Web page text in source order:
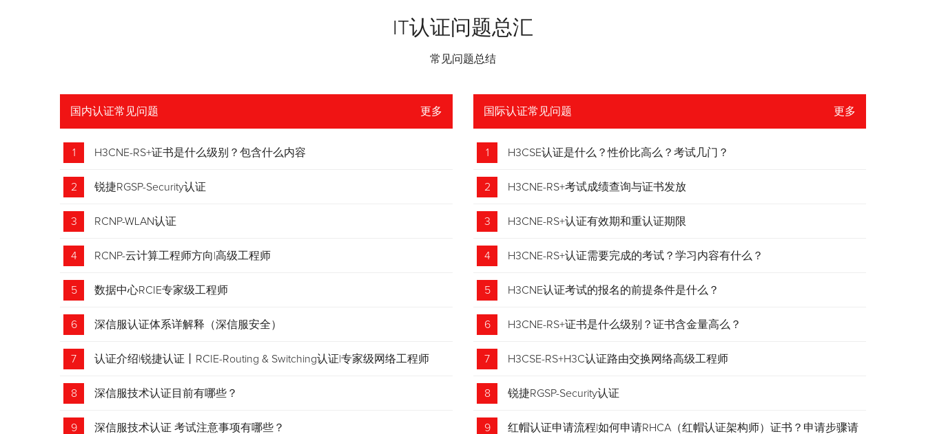
IT认证问题总汇
常见问题总结
国内认证常见问题 更多
1 H3CNE-RS+证书是什么级别？包含什么内容
2 锐捷RGSP-Security认证
3 RCNP-WLAN认证
4 RCNP-云计算工程师方向|高级工程师
5 数据中心RCIE专家级工程师
6 深信服认证体系详解释（深信服安全）
7 认证介绍|锐捷认证丨RCIE-Routing & Switching认证|专家级网络工程师
8 深信服技术认证目前有哪些？
9 深信服技术认证 考试注意事项有哪些？
国际认证常见问题 更多
1 H3CSE认证是什么？性价比高么？考试几门？
2 H3CNE-RS+考试成绩查询与证书发放
3 H3CNE-RS+认证有效期和重认证期限
4 H3CNE-RS+认证需要完成的考试？学习内容有什么？
5 H3CNE认证考试的报名的前提条件是什么？
6 H3CNE-RS+证书是什么级别？证书含金量高么？
7 H3CSE-RS+H3C认证路由交换网络高级工程师
8 锐捷RGSP-Security认证
9 红帽认证申请流程|如何申请RHCA（红帽认证架构师）证书？申请步骤请